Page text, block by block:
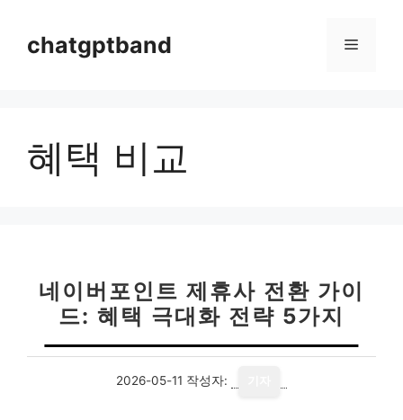
chatgptband 메
혜택 비교
네이버포인트 제휴사 전환 가이
드: 혜택 극대화 전략 5가지
2026-05-11 작성자: